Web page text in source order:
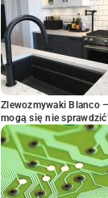
Zlewozmywaki Blanco
mogą się nie